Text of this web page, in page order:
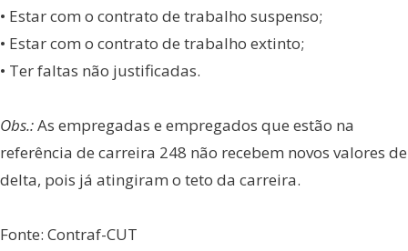
• Estar com o contrato de trabalho suspenso;
• Estar com o contrato de trabalho extinto;
• Ter faltas não justificadas.
Obs.:As empregadas e empregados que estão na
referência de carreira 248 não recebem novos valores de
delta, pois já atingiram o teto da carreira.
Fonte: Contraf-CUT